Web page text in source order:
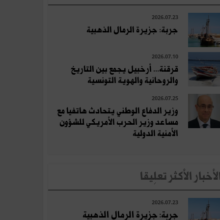
2026.07.23
جربة: جزيرة الرمال الذهبية
2026.07.10
قرقنة... أرخبيل يجمع بين التاريخ
والروحانية والهوية التونسية
2026.07.25
وزير الدفاع الوطني يتحادث هاتفيا مع
مساعد وزير الحرب الأمريكي للشؤون
الأمنية الدولية
الأكثر تعلِيقا
2026.07.23
جربة: جزيرة الرمال الذهبية